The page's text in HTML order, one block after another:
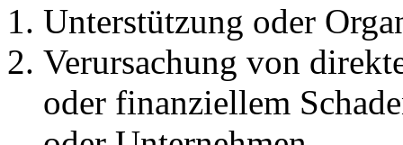
Unterstützung oder
Verursachung von
oder finanziellem